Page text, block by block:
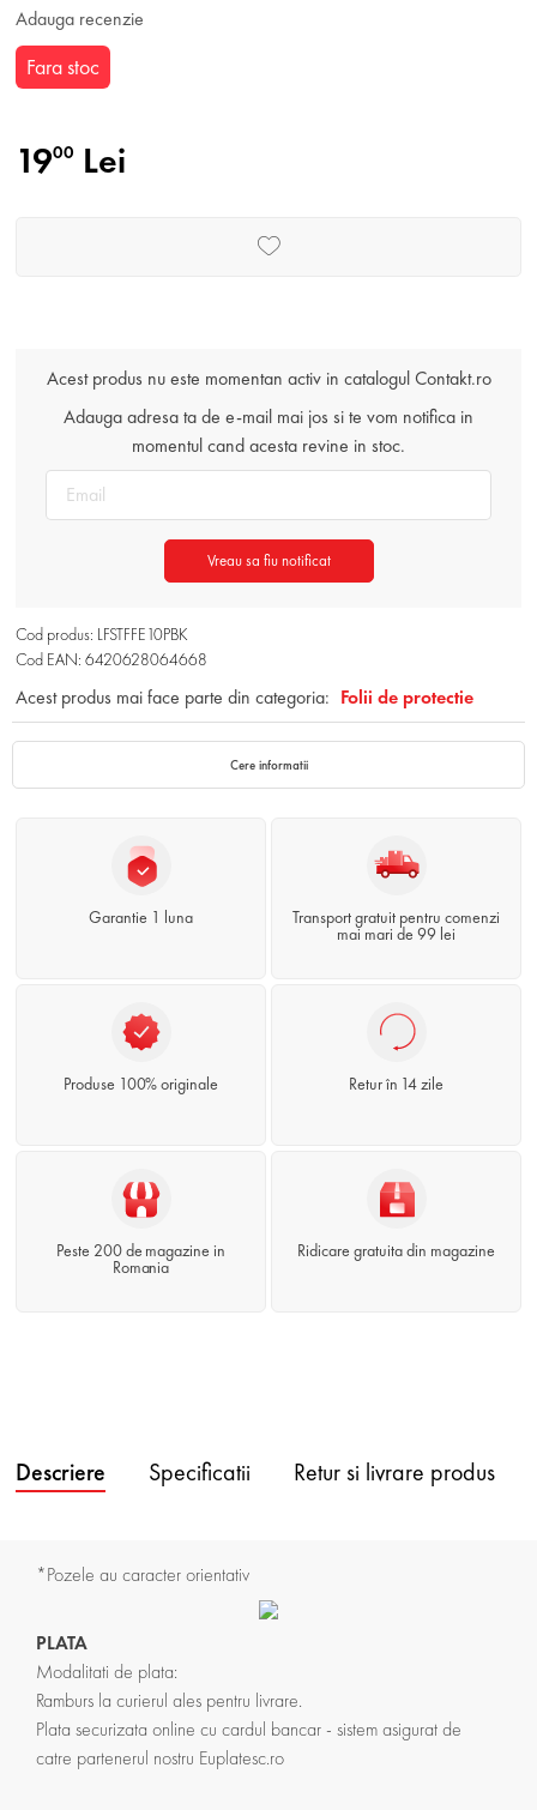
Adauga recenzie
Fara stoc
1900 Lei
Acest produs nu este momentan activ in catalogul Contakt.ro
Adauga adresa ta de e-mail mai jos si te vom notifica in
momentul cand acesta revine in stoc.
Vreau sa fiu notificat
Cod produs: LFSTFFE10PBK
Cod EAN: 6420628064668
Acest produs mai face parte din categoria: Folii de protectie
Cere informatii
Garantie 1 luna
Transport gratuit pentru comenzi
mai mari de 99 lei
Produse 100% originale Retur în 14 zile
Peste 200 de magazine in
Romania
Ridicare gratuita din magazine
Descriere Specificatii Retur si livrare produs
*Pozele au caracter orientativ
PLATA
Modalitati de plata:
Ramburs la curierul ales pentru livrare.
Plata securizata online cu cardul bancar - sistem asigurat de
catre partenerul nostru Euplatesc.ro